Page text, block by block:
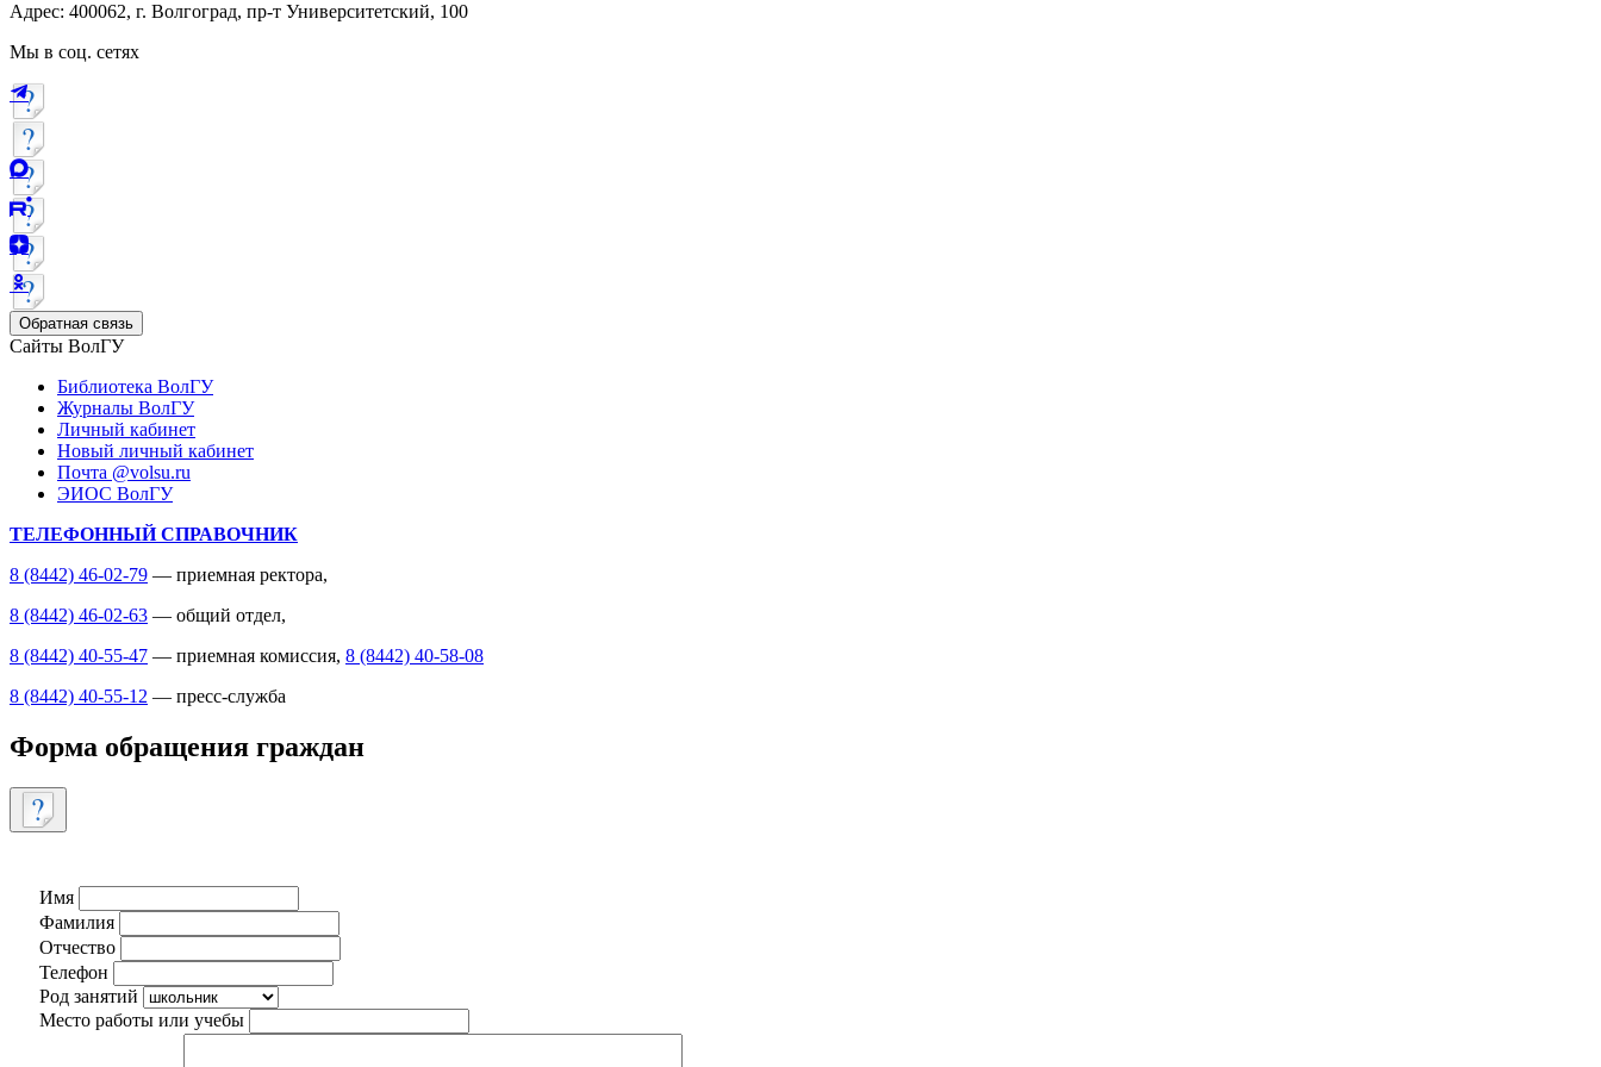
Адрес: 400062, г. Волгоград, пр-т Университетский, 100
Мы в соц. сетях
Обратная связь
Сайты ВолГУ
Библиотека ВолГУ
Журналы ВолГУ
Личный кабинет
Новый личный кабинет
Почта @volsu.ru
ЭИОС ВолГУ
ТЕЛЕФОННЫЙ СПРАВОЧНИК
8 (8442) 46-02-79 — приемная ректора,
8 (8442) 46-02-63 — общий отдел,
8 (8442) 40-55-47 — приемная комиссия, 8 (8442) 40-58-08
8 (8442) 40-55-12 — пресс-служба
Форма обращения граждан
Имя
Фамилия
Отчество
Телефон
Род занятий
Место работы или учебы